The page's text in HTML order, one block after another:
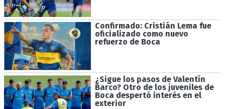
Confirmado: Cristián Lema fue
oficializado como nuevo
refuerzo de Boca
¿Sigue los pasos de Valentín
Barco? Otro de los juveniles de
Boca despertó interés en el
exterior